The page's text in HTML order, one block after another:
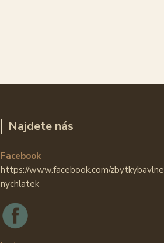
Najdete nás
Facebook
https://www.facebook.com/zbytkybavlne
nychlatek